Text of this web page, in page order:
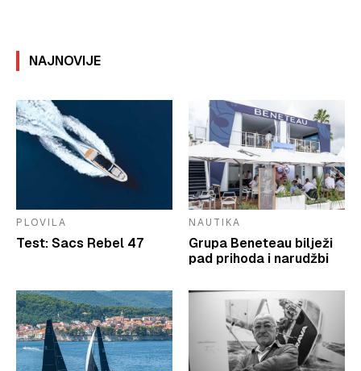
NAJNOVIJE
PLOVILA
Test: Sacs Rebel 47
NAUTIKA
Grupa Beneteau bilježi
pad prihoda i narudžbi